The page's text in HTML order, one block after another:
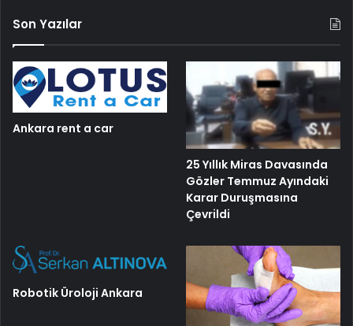
Son Yazılar
Ankara rent a car
25 Yıllık Miras Davasında
Gözler Temmuz Ayındaki
Karar Duruşmasına
Çevrildi
Robotik Üroloji Ankara